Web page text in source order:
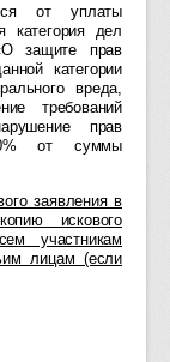
от уплаты
категория дел
защите прав
категории
вреда,
требований
прав
от суммы
заявления в
искового
участникам
лицам (если